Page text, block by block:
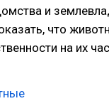
и
что
на их